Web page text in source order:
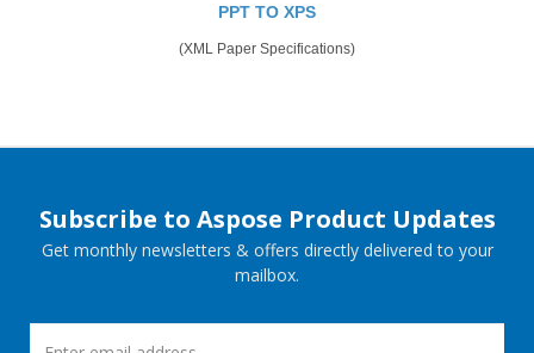
PPT TO XPS
(XML Paper Specifications)
Subscribe to Aspose Product Updates
Get monthly newsletters & offers directly delivered to your
mailbox.